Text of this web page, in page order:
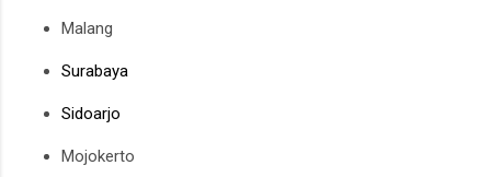
Malang
Surabaya
Sidoarjo
Mojokerto